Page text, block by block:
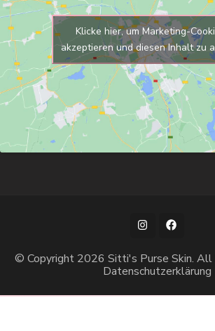
Klicke hier, um Marketing-
akzeptieren und diesen Inhalt zu
© Copyright 2026 Sitti's Purse Skin. All
Datenschutzerklärung